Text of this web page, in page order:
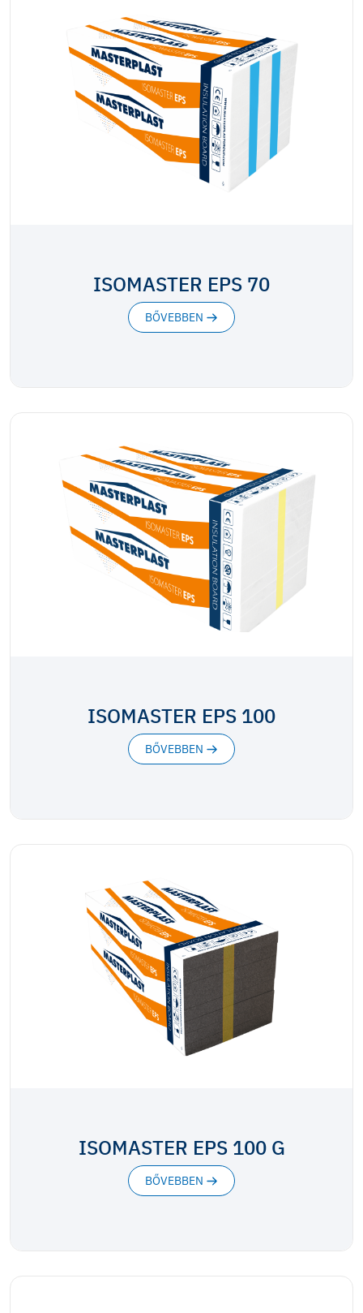
ISOMASTER EPS 70
BŐVEBBEN
ISOMASTER EPS 100
BŐVEBBEN
ISOMASTER EPS 100 G
BŐVEBBEN